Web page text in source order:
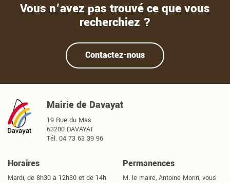
Vous n’avez pas trouvé ce que vous
recherchiez ?
Contactez-nous
Davayat
Mairie de Davayat
19 Rue du Mas
63200 DAVAYAT
Tél. 04 73 63 39 96
Horaires
Mardi, de 8h30 à 12h30 et de 14h
Permanences
M. le maire, Antoine Morin, vous